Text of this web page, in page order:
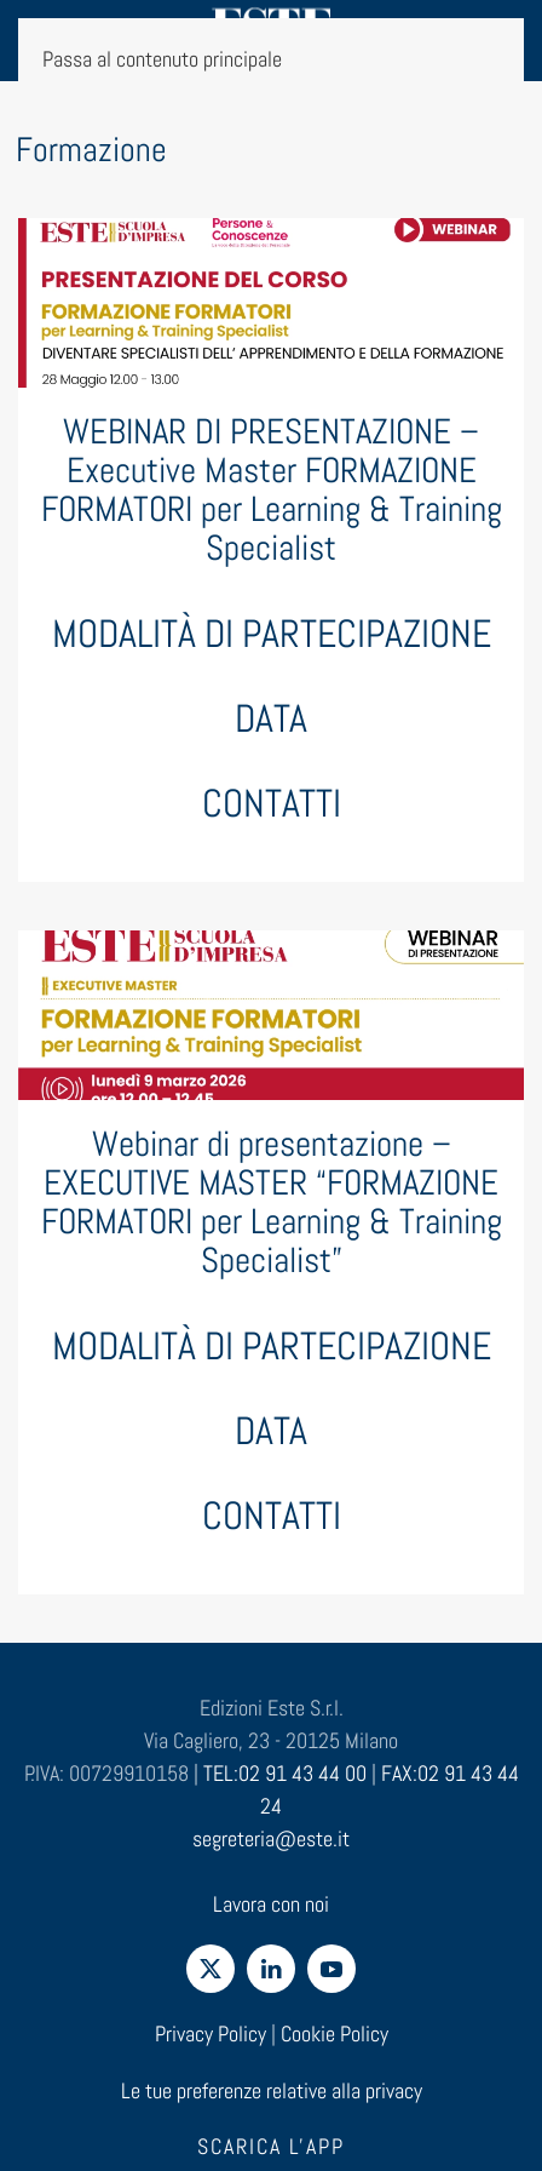
Passa al contenuto principale
Formazione
WEBINAR DI PRESENTAZIONE –
Executive Master FORMAZIONE
FORMATORI per Learning & Training
Specialist
MODALITÀ DI PARTECIPAZIONE
DATA
CONTATTI
Webinar di presentazione –
EXECUTIVE MASTER “FORMAZIONE
FORMATORI per Learning & Training
Specialist”
MODALITÀ DI PARTECIPAZIONE
DATA
CONTATTI
Edizioni Este S.r.l.
Via Cagliero, 23 - 20125 Milano
P.IVA: 00729910158 | TEL:02 91 43 44 00 | FAX:02 91 43 44
24
segreteria@este.it
Lavora con noi
Privacy Policy| Cookie Policy
Le tue preferenze relative alla privacy
SCARICA L'APP